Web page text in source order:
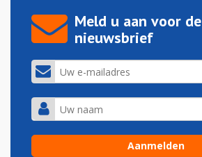
Meld u aan voor de
nieuwsbrief